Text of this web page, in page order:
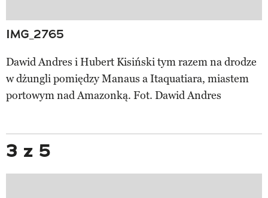
IMG_2765
Dawid Andres i Hubert Kisiński tym razem na drodze
w dżungli pomiędzy Manaus a Itaquatiara, miastem
portowym nad Amazonką. Fot. Dawid Andres
3 z 5